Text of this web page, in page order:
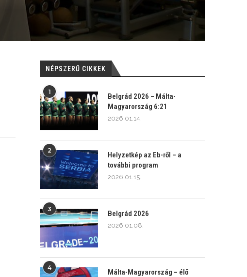
NÉPSZERŰ CIKKEK
1
Belgrád 2026 – Málta-
Magyarország 6:21
2026.01.14.
2
Helyzetkép az Eb-ről – a
további program
2026.01.15.
3
Belgrád 2026
2026.01.08.
4
Málta-Magyarország – élő